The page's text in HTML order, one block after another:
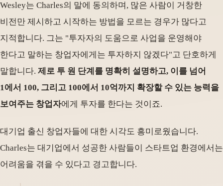
Wesley는 Charles의 말에 동의하며, 많은 사람이 거창한
비전만 제시하고 시작하는 방법을 모르는 경우가 많다고
지적합니다. 그는 "투자자의 도움으로 사업을 운영해야
한다고 말하는 창업자에게는 투자하지 않겠다"고 단호하게
말합니다. 제로 투 원 단계를 명확히 설명하고, 이를 넘어
1에서 100, 그리고 100에서 10억까지 확장할 수 있는 능력을
보여주는 창업자에게 투자를 한다는 것이죠.
대기업 출신 창업자들에 대한 시각도 흥미로웠습니다.
Charles는 대기업에서 성공한 사람들이 스타트업 환경에서는
어려움을 겪을 수 있다고 경고합니다.